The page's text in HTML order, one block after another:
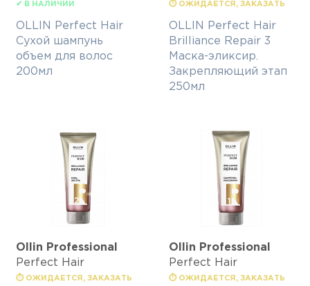
✔ В НАЛИЧИИ
OLLIN Perfect Hair
Сухой шампунь
объем для волос
200мл
⏱ ОЖИДАЕТСЯ, ЗАКАЗАТЬ
OLLIN Perfect Hair
Brilliance Repair 3
Маска-эликсир.
Закрепляющий этап
250мл
Ollin Professional
Perfect Hair
⏱ ОЖИДАЕТСЯ, ЗАКАЗАТЬ
Ollin Professional
Perfect Hair
⏱ ОЖИДАЕТСЯ, ЗАКАЗАТЬ